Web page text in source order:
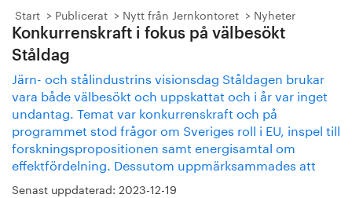
Start Publicerat Nytt från Jernkontoret Nyheter
Konkurrenskraft i fokus på välbesökt
Ståldag
Järn- och stålindustrins visionsdag Ståldagen brukar
vara både välbesökt och uppskattat och i år var inget
undantag. Temat var konkurrenskraft och på
programmet stod frågor om Sveriges roll i EU, inspel till
forskningspropositionen samt energisamtal om
effektfördelning. Dessutom uppmärksammades att
Senast uppdaterad: 2023-12-19